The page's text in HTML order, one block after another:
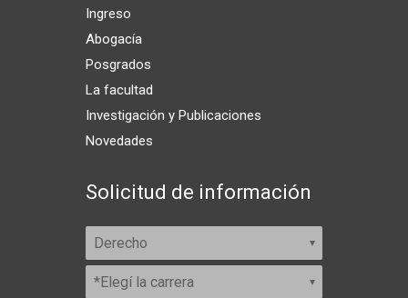
Ingreso
Abogacía
Posgrados
La facultad
Investigación y Publicaciones
Novedades
Solicitud de información